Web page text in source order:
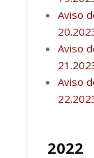
Aviso
Aviso
Aviso
2022